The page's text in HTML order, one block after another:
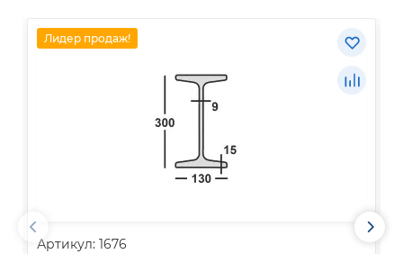
Лидер продаж!
Артикул: 1676